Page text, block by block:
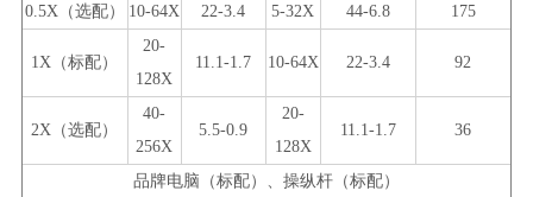
0.5X （选配） 10-64X 22-3.4 5-32X 44-6.8 175
1X （标配）
20-
128X
11.1-1.7 10-64X 22-3.4 92
2X （选配）
40-
256X
5.5-0.9
20-
128X
11.1-1.7 36
品牌电脑（标配）、操纵杆（标配）